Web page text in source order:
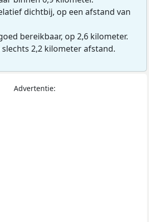
dichtbij, op een afstand van
bereikbaar, op 2,6 kilometer.
2,2 kilometer afstand.
Advertentie: